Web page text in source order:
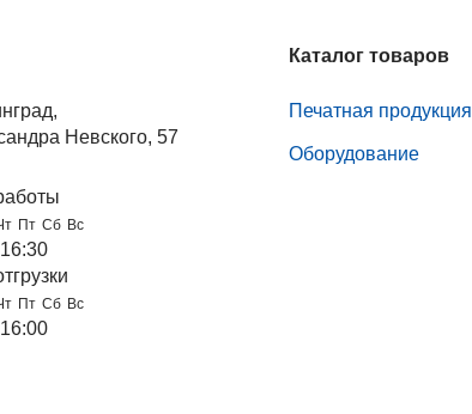
Невского, 57
Пт Сб Вс
Пт Сб Вс
Каталог товаров
Печатная продукция
Оборудование